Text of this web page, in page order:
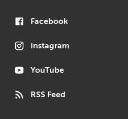
Facebook
Instagram
YouTube
RSS Feed